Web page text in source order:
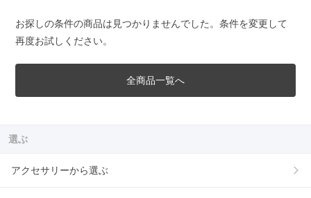
お探しの条件の商品は見つかりませんでした。条件を変更して
再度お試しください。
全商品一覧へ
選ぶ
アクセサリーから選ぶ